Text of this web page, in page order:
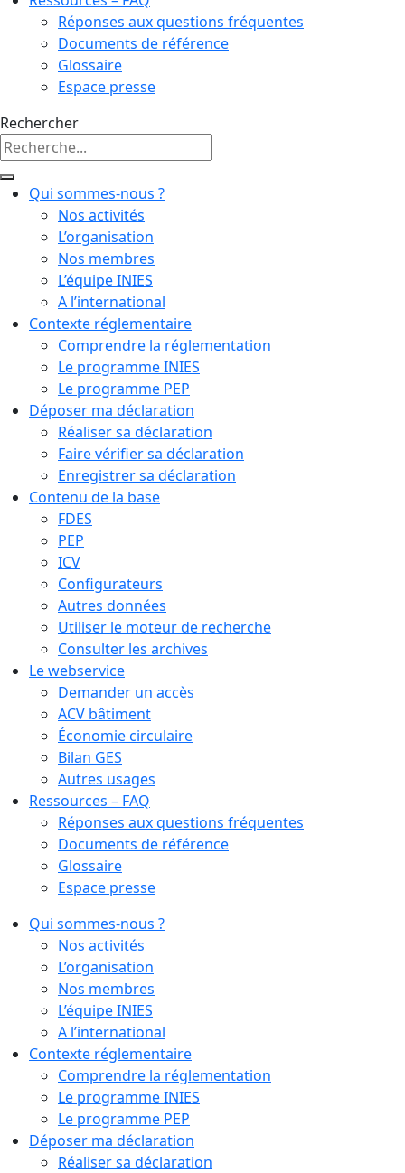
Réponses aux questions fréquentes
Documents de référence
Glossaire
Espace presse
Rechercher
Qui sommes-nous ?
Nos activités
L’organisation
Nos membres
L’équipe INIES
A l’international
Contexte réglementaire
Comprendre la réglementation
Le programme INIES
Le programme PEP
Déposer ma déclaration
Réaliser sa déclaration
Faire vérifier sa déclaration
Enregistrer sa déclaration
Contenu de la base
FDES
PEP
ICV
Configurateurs
Autres données
Utiliser le moteur de recherche
Consulter les archives
Le webservice
Demander un accès
ACV bâtiment
Économie circulaire
Bilan GES
Autres usages
Ressources – FAQ
Réponses aux questions fréquentes
Documents de référence
Glossaire
Espace presse
Qui sommes-nous ?
Nos activités
L’organisation
Nos membres
L’équipe INIES
A l’international
Contexte réglementaire
Comprendre la réglementation
Le programme INIES
Le programme PEP
Déposer ma déclaration
Réaliser sa déclaration